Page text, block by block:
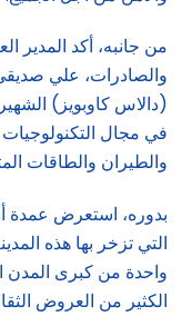
من جانبه، أكد المدير
والصادرات، علي
(دالاس كاوبويز)
في مجال التكنولوجيات
والطيران والطاقات
بدوره، استعرض عمدة
التي تزخر بها هذه
واحدة من كبرى المدن
الكثير من العروض